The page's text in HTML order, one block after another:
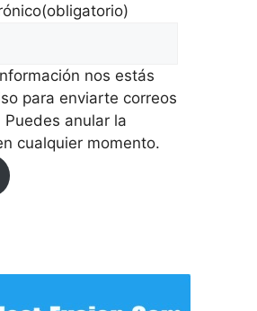
(obligatorio)
nos estás
para enviarte correos
anular la
cualquier momento.